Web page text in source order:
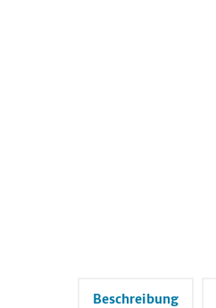
Beschreibung